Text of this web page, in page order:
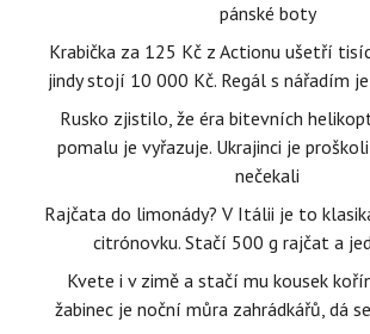
pánské boty
Krabička za 125 Kč z Actionu ušetří
jindy stojí 10 000 Kč. Regál s nářadím
Rusko zjistilo, že éra bitevních
pomalu je vyřazuje. Ukrajinci je
nečekali
Rajčata do limonády? V Itálii je to
citrónovku. Stačí 500 g rajčat a
Kvete i v zimě a stačí mu kousek
žabinec je noční můra zahrádkářů, dá